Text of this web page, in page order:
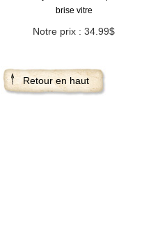
brise vitre
Notre prix : 34.99$
Retour en haut